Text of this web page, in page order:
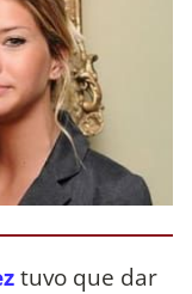
tuvo que dar